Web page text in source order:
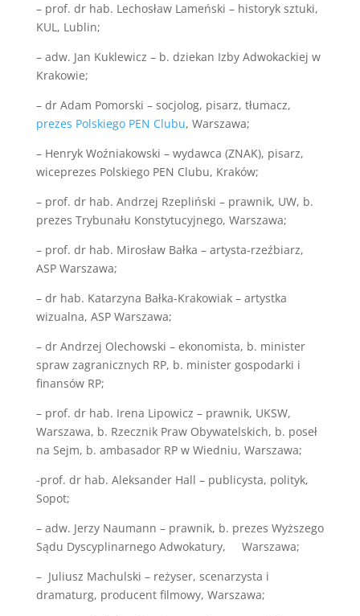
– prof. dr hab. Lechosław Lameński – historyk sztuki,
KUL, Lublin;
– adw. Jan Kuklewicz – b. dziekan Izby Adwokackiej w
Krakowie;
– dr Adam Pomorski – socjolog, pisarz, tłumacz,
prezes Polskiego PEN Clubu, Warszawa;
– Henryk Woźniakowski – wydawca (ZNAK), pisarz,
wiceprezes Polskiego PEN Clubu, Kraków;
– prof. dr hab. Andrzej Rzepliński – prawnik, UW, b.
prezes Trybunału Konstytucyjnego, Warszawa;
– prof. dr hab. Mirosław Bałka – artysta-rzeźbiarz,
ASP Warszawa;
– dr hab. Katarzyna Bałka-Krakowiak – artystka
wizualna, ASP Warszawa;
– dr Andrzej Olechowski – ekonomista, b. minister
spraw zagranicznych RP, b. minister gospodarki i
finansów RP;
– prof. dr hab. Irena Lipowicz – prawnik, UKSW,
Warszawa, b. Rzecznik Praw Obywatelskich, b. poseł
na Sejm, b. ambasador RP w Wiedniu, Warszawa;
-prof. dr hab. Aleksander Hall – publicysta, polityk,
Sopot;
– adw. Jerzy Naumann – prawnik, b. prezes Wyższego
Sądu Dyscyplinarnego Adwokatury, Warszawa;
– Juliusz Machulski – reżyser, scenarzysta i
dramaturg, producent filmowy, Warszawa;